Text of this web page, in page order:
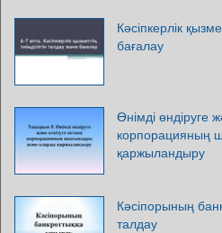
Кәсіпкерлік
бағалау
Өнімді өндіруге
корпорацияның
қаржыландыру
Кәсіпорының
талдау